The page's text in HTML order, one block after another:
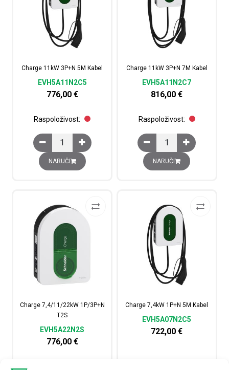
Charge 11kW 3P+N 5M Kabel
EVH5A11N2C5
776,00 €
Raspoloživost:
Charge 11kW 3P+N 5M Kabel količina
NARUČI
Charge 11kW 3P+N 7M Kabel
EVH5A11N2C7
816,00€
Raspoloživost:
Charge 11kW 3P+N
NARUČI
Charge 7,4/11/22kW 1P/3P+N
T2S
EVH5A22N2S
776,00 €
Charge 7,4kW 1P+N 5M Kabel
EVH5A07N2C5
722,00€